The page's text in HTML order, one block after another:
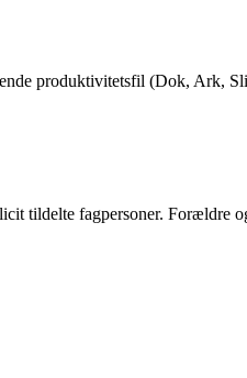
produktivitetsfil (Dok, Ark,
tildelte fagpersoner. Forældre